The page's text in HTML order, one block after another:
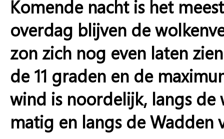
Komende nacht is het
overdag blijven de
zon zich nog even laten
de 11 graden en de
wind is noordelijk, langs de
matig en langs de